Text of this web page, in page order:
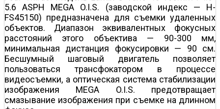
5.6 ASPH MEGA O.I.S. (заводской индекс — H-
FS45150) предназначена для съемки удаленных
объектов. Диапазон эквивалентных фокусных
расстояний этого объектива — 90-300 мм,
минимальная дистанция фокусировки — 90 см.
Бесшумный шаговый двигатель позволяет
пользоваться трансфокатором в процессе
видеосъемки, а оптическая система стабилизации
изображения MEGA O.I.S. предотвращает
смазывание изображения при съемке на длинном